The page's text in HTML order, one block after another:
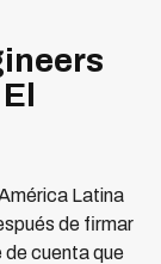
Latina
de firmar
de cuenta que